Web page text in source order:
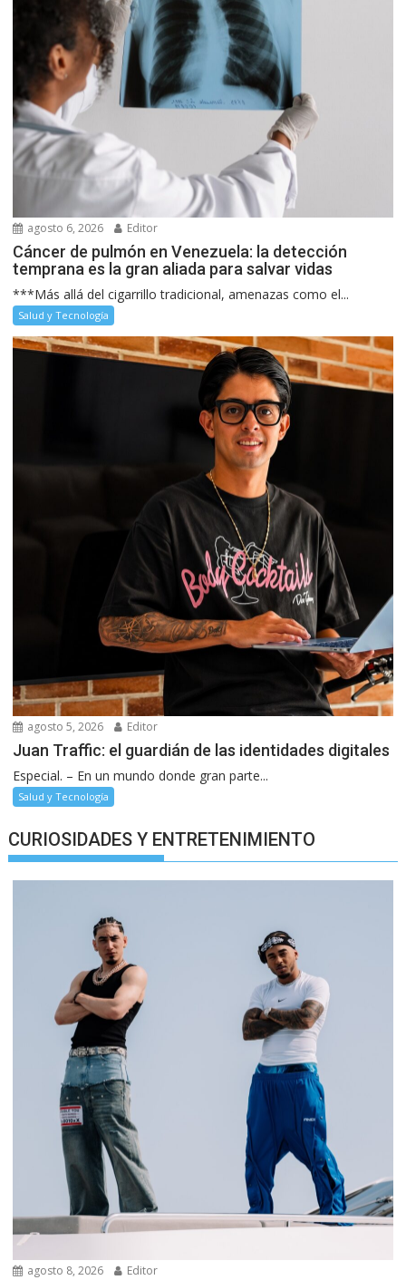
agosto 6, 2026 Editor
Cáncer de pulmón en Venezuela: la detección
temprana es la gran aliada para salvar vidas
***Más allá del cigarrillo tradicional, amenazas como el...
Salud y Tecnología
agosto 5, 2026 Editor
Juan Traffic: el guardián de las identidades digitales
Especial. – En un mundo donde gran parte...
Salud y Tecnología
CURIOSIDADES Y ENTRETENIMIENTO
agosto 8, 2026 Editor